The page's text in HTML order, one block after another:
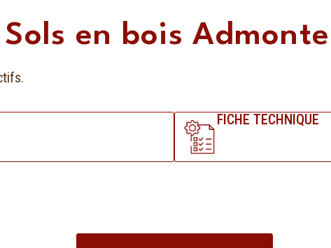
Sols en bois
FICHE TECHNIQUE